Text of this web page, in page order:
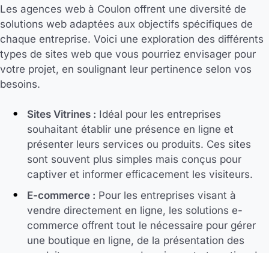
Les agences web à Coulon offrent une diversité de
solutions web adaptées aux objectifs spécifiques de
chaque entreprise. Voici une exploration des différents
types de sites web que vous pourriez envisager pour
votre projet, en soulignant leur pertinence selon vos
besoins.
Sites Vitrines : Idéal pour les entreprises
souhaitant établir une présence en ligne et
présenter leurs services ou produits. Ces sites
sont souvent plus simples mais conçus pour
captiver et informer efficacement les visiteurs.
E-commerce : Pour les entreprises visant à
vendre directement en ligne, les solutions e-
commerce offrent tout le nécessaire pour gérer
une boutique en ligne, de la présentation des